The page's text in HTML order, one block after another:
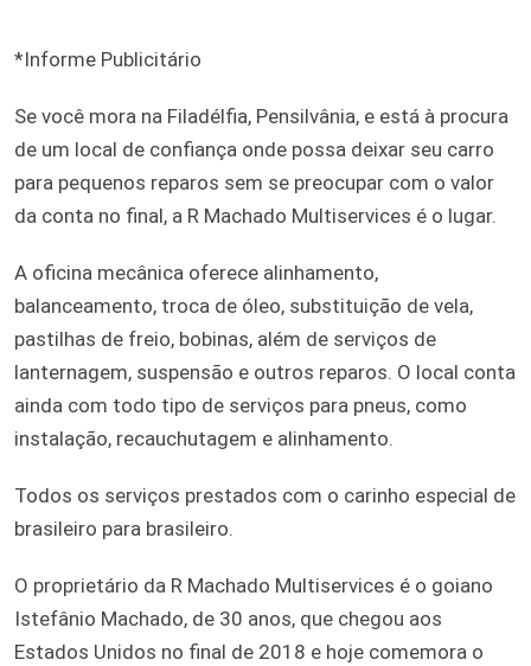
*Informe Publicitário
Se você mora na Filadélfia, Pensilvânia, e está à procura
de um local de confiança onde possa deixar seu carro
para pequenos reparos sem se preocupar com o valor
da conta no final, a R Machado Multiservices é o lugar.
A oficina mecânica oferece alinhamento,
balanceamento, troca de óleo, substituição de vela,
pastilhas de freio, bobinas, além de serviços de
lanternagem, suspensão e outros reparos. O local conta
ainda com todo tipo de serviços para pneus, como
instalação, recauchutagem e alinhamento.
Todos os serviços prestados com o carinho especial de
brasileiro para brasileiro.
O proprietário da R Machado Multiservices é o goiano
Istefânio Machado, de 30 anos, que chegou aos
Estados Unidos no final de 2018 e hoje comemora o